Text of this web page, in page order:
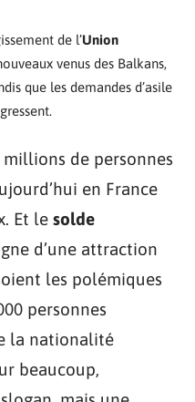
de l’Union
venus des Balkans,
que les demandes d’asile
millions de personnes
en France
Et le solde
d’une attraction
les polémiques
personnes
la nationalité
beaucoup,